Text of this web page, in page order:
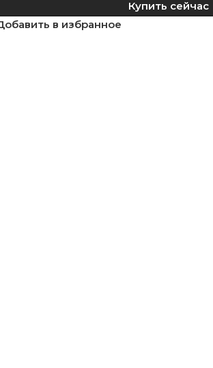
Купить сейчас
в избранное